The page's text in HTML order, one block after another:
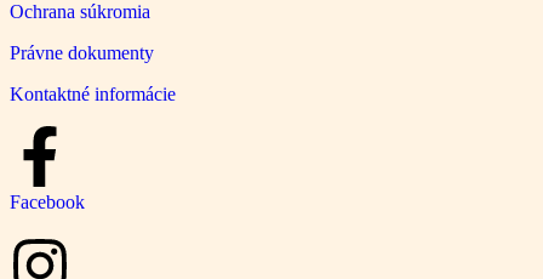
Ochrana súkromia
Právne dokumenty
Kontaktné informácie
Facebook